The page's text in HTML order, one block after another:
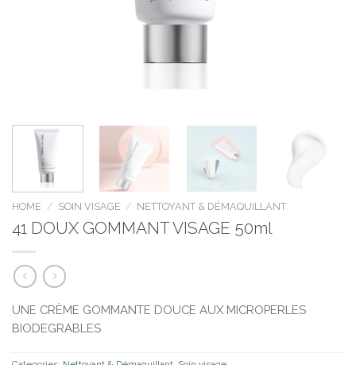
HOME / SOIN VISAGE / NETTOYANT & DÉMAQUILLANT
41 DOUX GOMMANT VISAGE 50ml
UNE CRÈME GOMMANTE DOUCE AUX MICROPERLES
BIODEGRABLES